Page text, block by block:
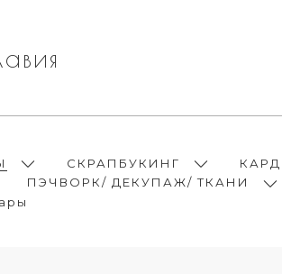
СКРАПБУКИНГ
ПЭЧВОРК/ ДЕКУПАЖ/ ТКАНИ